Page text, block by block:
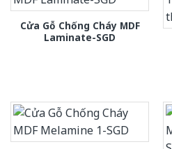
Cửa Gỗ Chống Cháy MDF
Laminate-SGD